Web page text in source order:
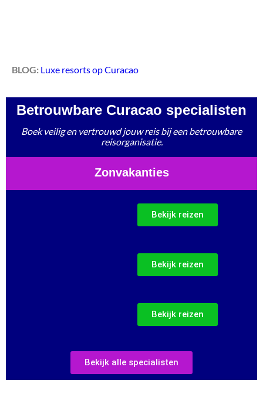
BLOG: Luxe resorts op Curacao
Betrouwbare Curacao specialisten
Boek veilig en vertrouwd jouw reis bij een betrouwbare
reisorganisatie.
Zonvakanties
Bekijk reizen
Bekijk reizen
Bekijk reizen
Bekijk alle specialisten